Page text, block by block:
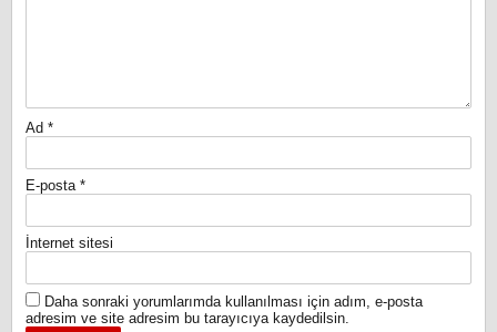
Ad *
E-posta *
İnternet sitesi
Daha sonraki yorumlarımda kullanılması için adım, e-posta
adresim ve site adresim bu tarayıcıya kaydedilsin.